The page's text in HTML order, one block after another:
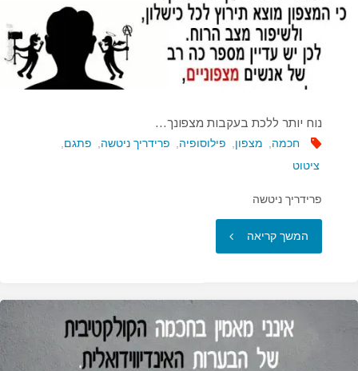
נוח יותר ללכת בעקבות מצפונך…
חכמה מצפון פילוסופיה פרידריך ניטשה פתגם
ציטוט
פרידריך ניטשה
המשך קריאה "נוח
ללכת
בעקבות